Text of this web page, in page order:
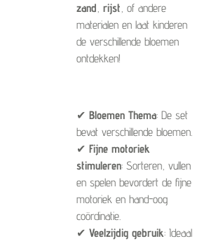
zand, rijst, of andere
materialen en laat kinderen
de verschillende bloemen
ontdekken!
✔ Bloemen Thema: De set
bevat verschillende bloemen.
✔ Fijne motoriek
stimuleren: Sorteren, vullen
en spelen bevordert de fijne
motoriek en hand-oog
coördinatie.
✔ Veelzijdig gebruik: Ideaal